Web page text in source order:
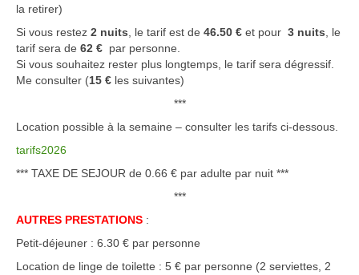
la retirer)
Si vous restez 2 nuits , le tarif est de 46.50 € et pour 3 nuits , le
tarif sera de 62 € par personne.
Si vous souhaitez rester plus longtemps, le tarif sera dégressif.
Me consulter (15 € les suivantes)
***
Location possible à la semaine – consulter les tarifs ci-dessous.
tarifs2026
*** TAXE DE SEJOUR de 0.66 € par adulte par nuit ***
***
AUTRES PRESTATIONS :
Petit-déjeuner : 6.30 € par personne
Location de linge de toilette : 5 € par personne (2 serviettes, 2